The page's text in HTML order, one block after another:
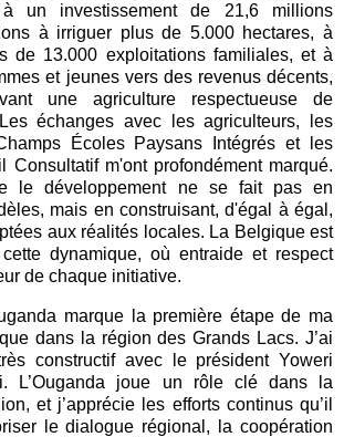
un investissement de 21,6 millions
à irriguer plus de 5.000 hectares, à
de 13.000 exploitations familiales, et à
et jeunes vers des revenus décents,
une agriculture respectueuse de
échanges avec les agriculteurs, les
Écoles Paysans Intégrés et les
Consultatif m'ont profondément marqué.
le développement ne se fait pas en
mais en construisant, d'égal à égal,
aux réalités locales. La Belgique est
dynamique, où entraide et respect
de chaque initiative.
marque la première étape de ma
dans la région des Grands Lacs. J’ai
constructif avec le président Yoweri
L’Ouganda joue un rôle clé dans la
et j’apprécie les efforts continus qu’il
le dialogue régional, la coopération